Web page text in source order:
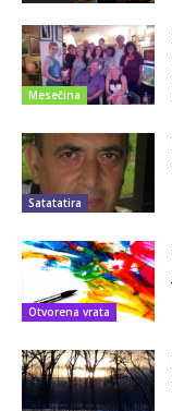
Mesečina
Satatatira
Otvorena vrata